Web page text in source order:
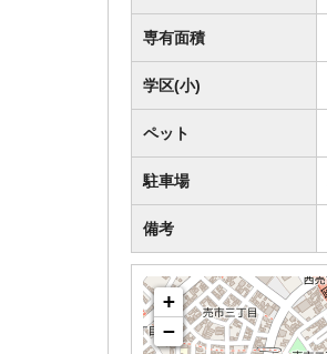
専有面積
学区(小)
ペット
駐車場
備考
+
−